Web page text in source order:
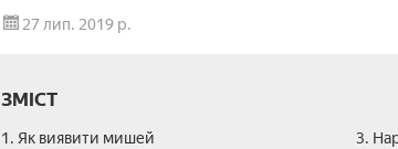
27 лип. 2019 р.
ЗМІСТ
1. Як виявити мишей
3.